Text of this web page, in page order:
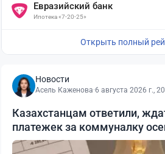
Евразийский банк
Ипотека «7-20-25»
Открыть полный
Новости
Асель Каженова·6 августа 2026 г.,
Казахстанцам ответили,
платежек за коммуналку